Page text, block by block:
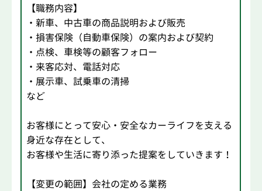
【職務内容】
・新車、中古車の商品説明および販売
・損害保険（自動車保険）の案内および契約
・点検、車検等の顧客フォロー
・来客応対、電話対応
・展示車、試乗車の清掃
など
お客様にとって安心・安全なカーライフを支える
身近な存在として、
お客様や生活に寄り添った提案をしていきます！
【変更の範囲】会社の定める業務